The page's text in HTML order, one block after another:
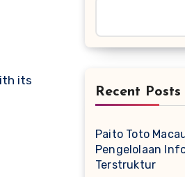
Recent Posts
Paito Toto
Pengelolaan
Terstruktur